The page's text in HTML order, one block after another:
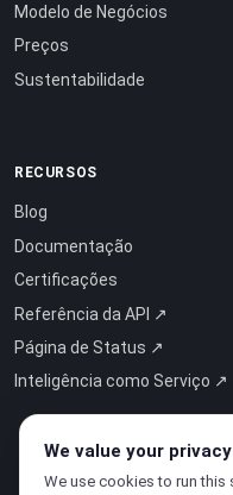
Modelo de Negócios
Preços
Sustentabilidade
RECURSOS
Blog
Documentação
Certificações
Referência da API ↗
Página de Status ↗
Inteligência como Serviço ↗
We value your privacy
We use cookies to run this